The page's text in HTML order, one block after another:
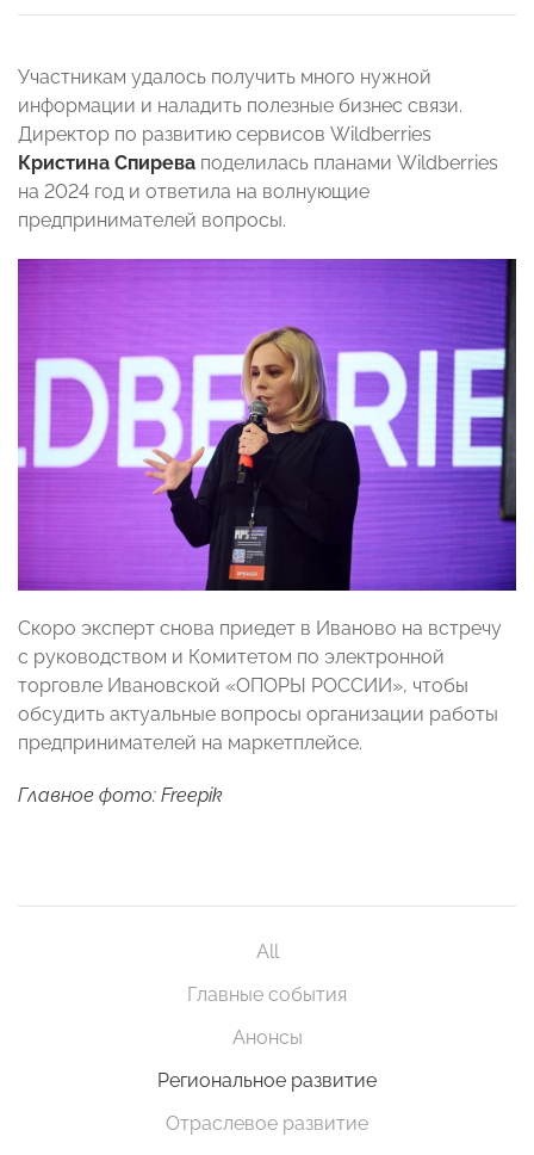
Участникам удалось получить много нужной
информации и наладить полезные бизнес связи.
Директор по развитию сервисов Wildberries
Кристина Спирева поделилась планами Wildberries
на 2024 год и ответила на волнующие
предпринимателей вопросы.
Скоро эксперт снова приедет в Иваново на встречу
с руководством и Комитетом по электронной
торговле Ивановской «ОПОРЫ РОССИИ», чтобы
обсудить актуальные вопросы организации работы
предпринимателей на маркетплейсе.
Главное фото: Freepik
All
Главные события
Анонсы
Региональное развитие
Отраслевое развитие